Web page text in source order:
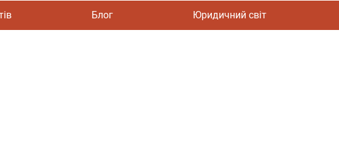
Блог Юридичний світ